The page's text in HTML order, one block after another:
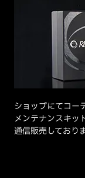
ショップにてコー
メンテナンスキッ
通信販売しておりま